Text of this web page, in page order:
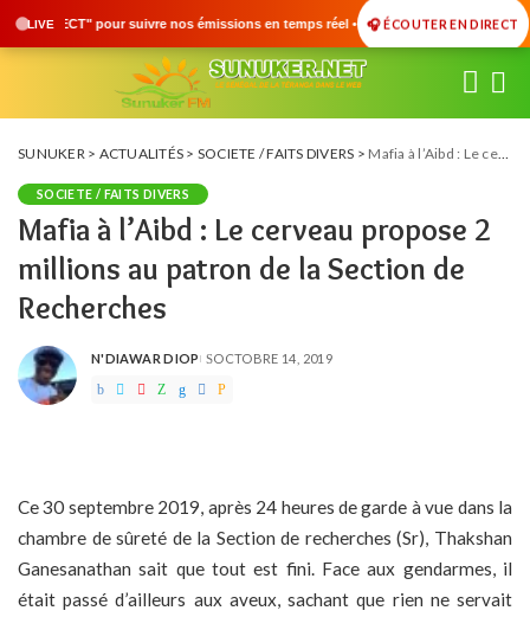
LIVE
nos émissions en temps réel • 🇸🇳 Actualités du Sénégal • 🌍 Actualités
🎧 ÉCOUTER EN DIRECT
SUNUKER> ACTUALITÉS > SOCIETE / FAITS DIVERS > Mafia à l’Aibd : Le cerveau propose 2 millions au patron de la Section de Recherches
SOCIETE / FAITS DIVERS
Mafia à l’Aibd : Le cerveau propose 2
millions au patron de la Section de
Recherches
POSTED
BY
N'DIAWAR DIOP OCTOBRE 14, 2019
Ce 30 septembre 2019, après 24 heures de garde à vue dans la
chambre de sûreté de la Section de recherches (Sr), Thakshan
Ganesanathan sait que tout est fini. Face aux gendarmes, il
était passé d’ailleurs aux aveux, sachant que rien ne servait